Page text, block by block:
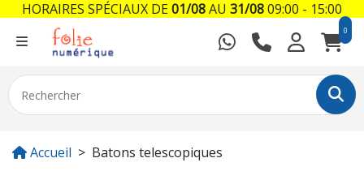
0
Accueil Batons telescopiques
HORAIRES SPÉCIAUX DE01/08AU 31/0809:00 - 15:00